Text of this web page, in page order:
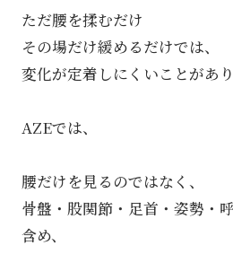
ただ腰を揉むだけ
その場だけ緩めるだけでは、
変化が定着しにくいことがあり
AZEでは、
腰だけを見るのではなく、
骨盤・股関節・足首・姿勢・
含め、